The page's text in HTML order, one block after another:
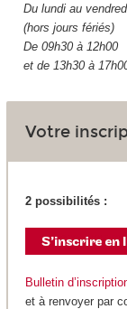
Du lundi au
(hors jours fériés)
De 09h30 à 12h00
et de 13h30 à
Votre
2 possibilités :
Bulletin
et à renvoyer par